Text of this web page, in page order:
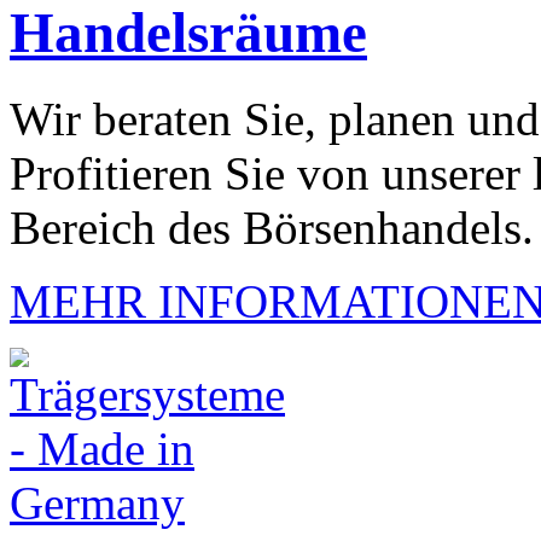
Handelsräume
Wir beraten Sie, planen
Profitieren Sie von
Bereich des Börsenhandels.
MEHR